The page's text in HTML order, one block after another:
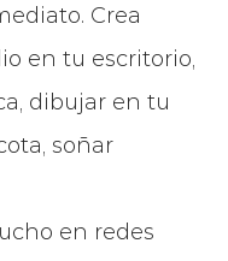
Crea
en tu escritorio,
dibujar en tu
soñar
en redes